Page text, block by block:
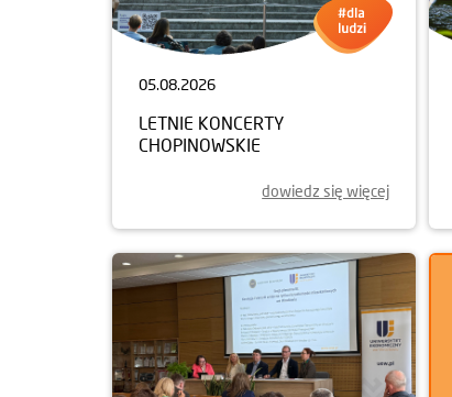
05.08.2026
LETNIE KONCERTY
CHOPINOWSKIE
dowiedz się więcej